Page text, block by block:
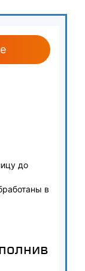
Ковача
площади и
метод
до
в